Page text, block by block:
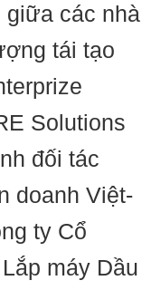
giữa các nhà
tái tạo
Solutions
đối tác
doanh Việt-
ty Cổ
máy Dầu